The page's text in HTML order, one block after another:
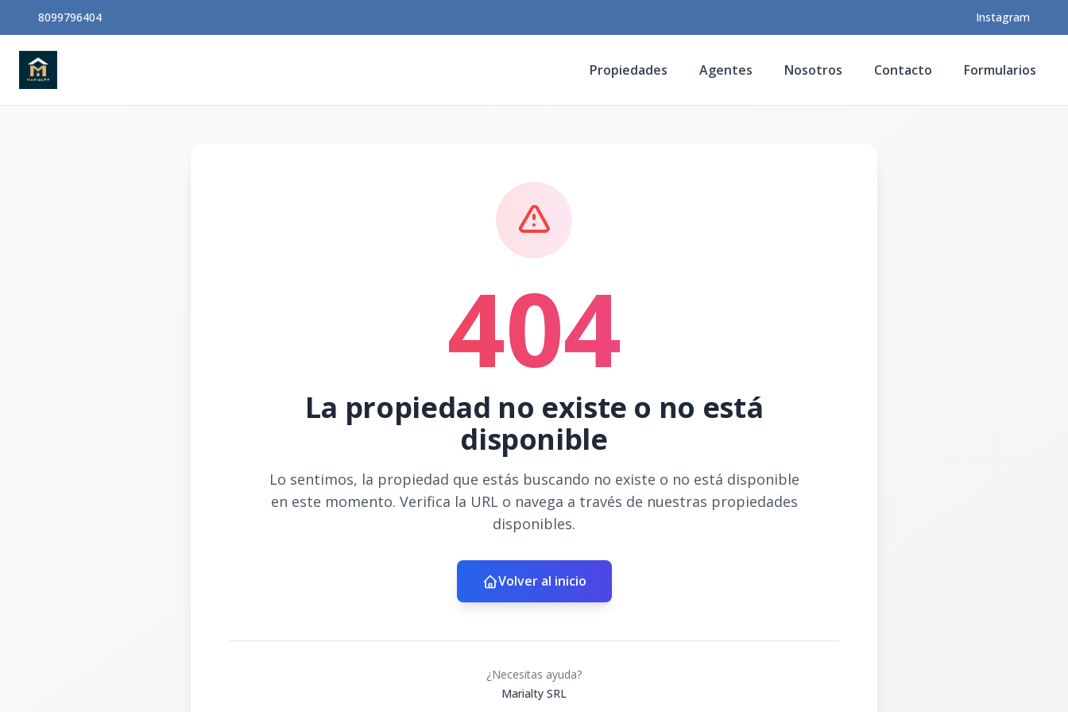
8099796404 Instagram
Propiedades Agentes Nosotros Contacto Formularios
404
La propiedad no existe o no está
disponible
Lo sentimos, la propiedad que estás buscando no existe o no está disponible
en este momento. Verifica la URL o navega a través de nuestras propiedades
disponibles.
Volver al inicio
¿Necesitas ayuda?
Marialty SRL